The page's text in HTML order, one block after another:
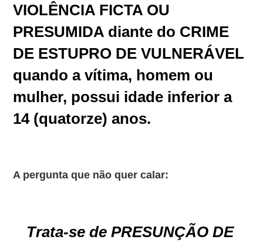
VIOLÊNCIA FICTA OU
PRESUMIDA diante do CRIME
DE ESTUPRO DE VULNERÁVEL
quando a vítima, homem ou
mulher, possui idade inferior a
14 (quatorze) anos.
A pergunta que não quer calar:
Trata-se de PRESUNÇÃO DE